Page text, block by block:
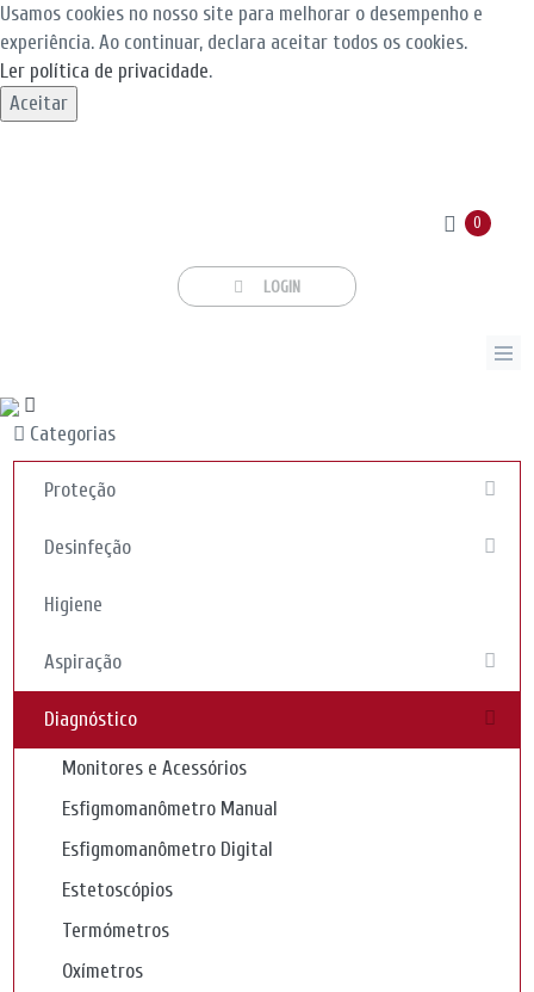
Usamos cookies no nosso site para melhorar o desempenho e
experiência. Ao continuar, declara aceitar todos os cookies.
Ler política de privacidade.
Aceitar
0
LOGIN
Categorias
Proteção
Desinfeção
Higiene
Aspiração
Diagnóstico
Monitores e Acessórios
Esfigmomanômetro Manual
Esfigmomanômetro Digital
Estetoscópios
Termómetros
Oxímetros